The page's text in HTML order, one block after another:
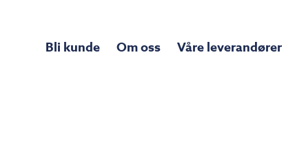
Bli kunde Om oss Våre leverandører